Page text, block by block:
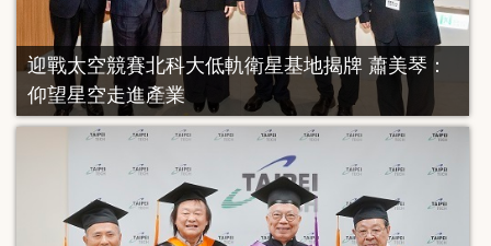
迎戰太空競賽北科大低軌衛星基地揭牌 蕭美琴：
仰望星空走進產業